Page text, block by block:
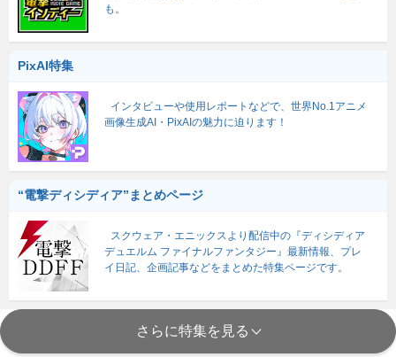
も。
PixAI特集
インタビューや使用レポートなどで、世界No.1アニメ
画像生成AI・PixAIの魅力に迫ります！
“電撃ディシディア”まとめページ
スクウェア・エニックスより配信中の『ディシディア
デュエルム ファイナルファンタジー』最新情報、プレ
イ日記、企画記事などをまとめた特集ページです。
さらに特集を見る